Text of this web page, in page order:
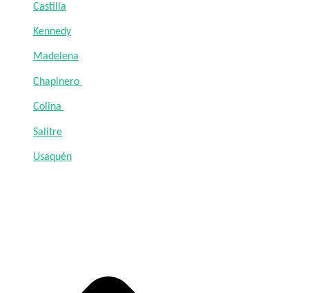
Castilla
Kennedy
Madelena
Chapinero
Colina
Salitre
Usaquén